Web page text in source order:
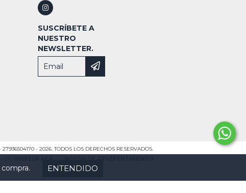
ENTENDIDO
SUSCRÍBETE A
NUESTRO
NEWSLETTER.
- 2026. TODOS LOS DERECHOS RESERVADOS.